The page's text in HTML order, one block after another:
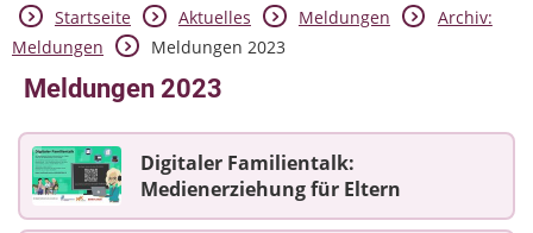
Startseite Aktuelles Meldungen
Archiv:
Meldungen
Meldungen 2023
Meldungen 2023
Digitaler Familientalk:
Medienerziehung für Eltern